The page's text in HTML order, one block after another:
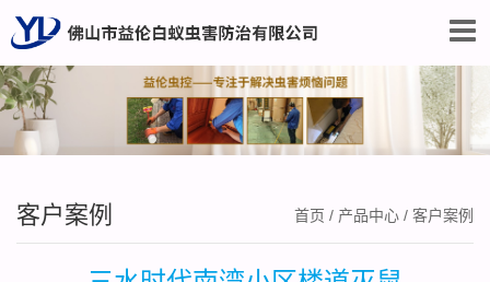
客户案例 首页 / 产品中心 / 客户案例